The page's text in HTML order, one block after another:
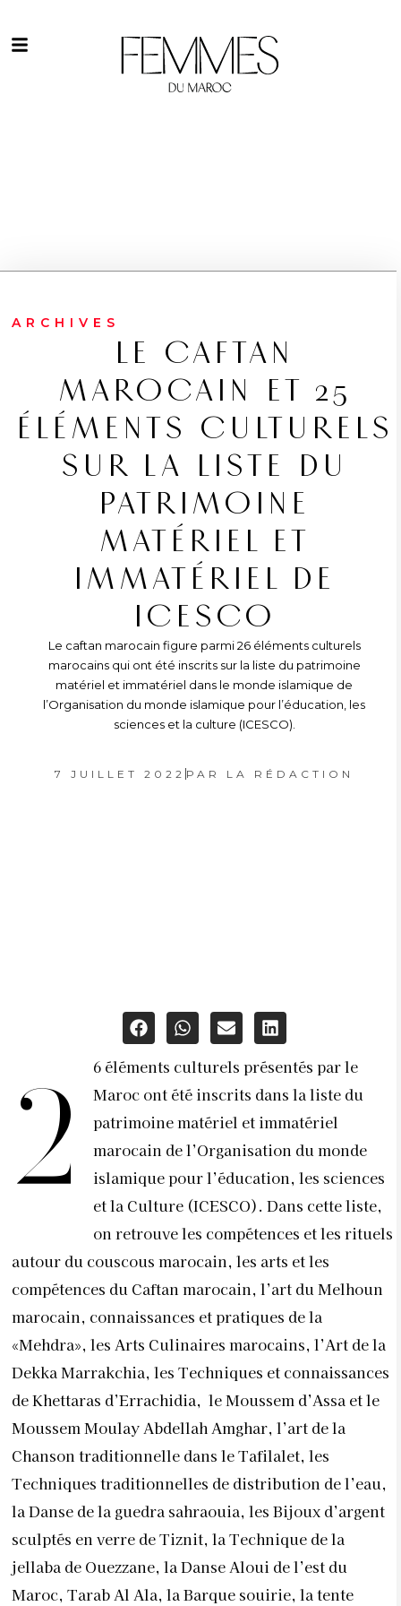
ARCHIVES
LE CAFTAN
MAROCAIN ET 25
ÉLÉMENTS CULTURELS
SUR LA LISTE DU
PATRIMOINE
MATÉRIEL ET
IMMATÉRIEL DE
ICESCO
Le caftan marocain figure parmi 26 éléments culturels
marocains qui ont été inscrits sur la liste du patrimoine
matériel et immatériel dans le monde islamique de
l’Organisation du monde islamique pour l’éducation, les
sciences et la culture (ICESCO).
7 JUILLET 2022 PAR LA RÉDACTION
2
6 éléments culturels présentés par le
Maroc ont été inscrits dans la liste du
patrimoine matériel et immatériel
marocain de l’Organisation du monde
islamique pour l’éducation, les sciences
et la Culture (ICESCO). Dans cette liste,
on retrouve les compétences et les rituels
autour du couscous marocain, les arts et les
compétences du Caftan marocain, l’art du Melhoun
marocain, connaissances et pratiques de la
«Mehdra», les Arts Culinaires marocains, l’Art de la
Dekka Marrakchia, les Techniques et connaissances
de Khettaras d’Errachidia, le Moussem d’Assa et le
Moussem Moulay Abdellah Amghar, l’art de la
Chanson traditionnelle dans le Tafilalet, les
Techniques traditionnelles de distribution de l’eau,
la Danse de la guedra sahraouia, les Bijoux d’argent
sculptés en verre de Tiznit, la Technique de la
jellaba de Ouezzane, la Danse Aloui de l’est du
Maroc, Tarab Al Ala, la Barque souirie, la tente